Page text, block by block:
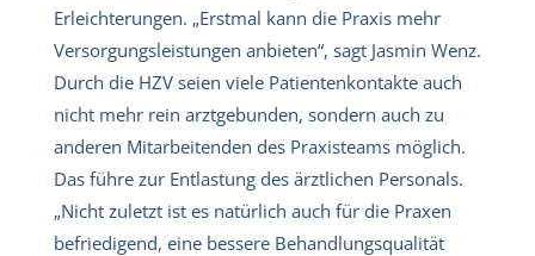
Erleichterungen. „Erstmal kann die Praxis mehr
Versorgungsleistungen anbieten“, sagt Jasmin Wenz.
Durch die HZV seien viele Patientenkontakte auch
nicht mehr rein arztgebunden, sondern auch zu
anderen Mitarbeitenden des Praxisteams möglich.
Das führe zur Entlastung des ärztlichen Personals.
„Nicht zuletzt ist es natürlich auch für die Praxen
befriedigend, eine bessere Behandlungsqualität